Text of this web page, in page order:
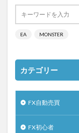
EA MONSTER
カテゴリー
FX自動売買
FX初心者